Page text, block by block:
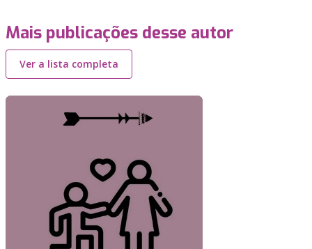
Mais publicações desse autor
Ver a lista completa